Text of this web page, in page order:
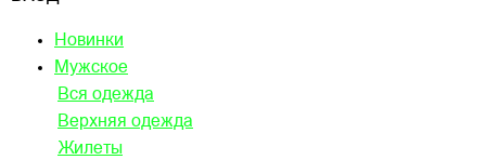
Новинки
Мужское
Вся одежда
Верхняя одежда
Жилеты